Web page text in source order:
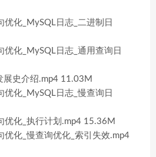
优化_MySQL日志_二进制日
优化_MySQL日志_通用查询日
展史介绍.mp4 11.03M
优化_MySQL日志_慢查询日
优化_执行计划.mp4 15.36M
优化_慢查询优化_索引失效.mp4